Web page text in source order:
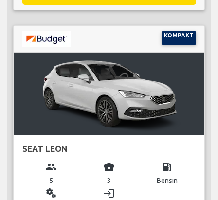
KOMPAKT
SEAT LEON
group
5
business_center
3
local_gas_station
Bensin
miscellaneous_services login